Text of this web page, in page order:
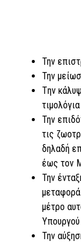
Την
Την
Tην
Την
τις
δηλαδή
έως τον
Την
μέτρο
Υπουργού
Την